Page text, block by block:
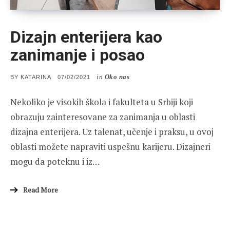
Dizajn enterijera kao
zanimanje i posao
BY KATARINA
POSTED
07/02/2021 in Oko nas
Nekoliko je visokih škola i fakulteta u Srbiji koji
obrazuju zainteresovane za zanimanja u oblasti
dizajna enterijera. Uz talenat, učenje i praksu, u ovoj
oblasti možete napraviti uspešnu karijeru. Dizajneri
mogu da poteknu i iz…
Read More